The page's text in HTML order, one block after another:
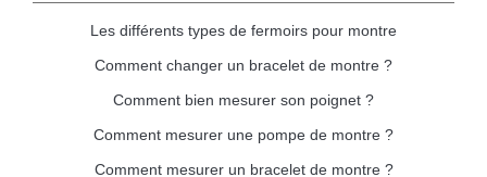
Les différents types de fermoirs pour montre
Comment changer un bracelet de montre ?
Comment bien mesurer son poignet ?
Comment mesurer une pompe de montre ?
Comment mesurer un bracelet de montre ?